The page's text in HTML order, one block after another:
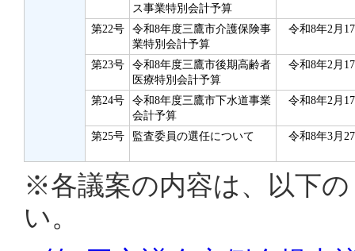
ス事業特別会計予算
第22号
令和8年度三鷹市介護保険事
業特別会計予算
令和8年2月
第23号
令和8年度三鷹市後期高齢者
医療特別会計予算
令和8年2月
第24号
令和8年度三鷹市下水道事業
会計予算
令和8年2月
第25号 監査委員の選任について 令和8年3月
※各議案の内容は、以下
い。